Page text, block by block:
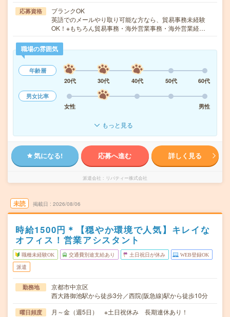
応募資格
ブランクOK
英語でのメールやり取り可能な方なら、貿易事務未経験
OK！※もちろん貿易事務・海外営業事務・海外営業経…
職場の雰囲気
年齢層
20代
30代 40代 50代
60代
男女比率
女性
男性
もっと見る
気になる! 応募へ進む 詳しく見る
派遣会社 リバティー株式会社
未読 掲載日 2026/08/06
時給1500円＊【穏やか環境で人気】キレイな
オフィス！営業アシスタント
職種未経験OK 交通費別途支給あり 土日祝日が休み WEB登録OK
派遣
勤務地
京都市中京区
西大路御池駅から徒歩3分／西院(阪急線)駅から徒歩10分
曜日頻度 月～金（週5日） ※土日祝休み 長期連休あり！